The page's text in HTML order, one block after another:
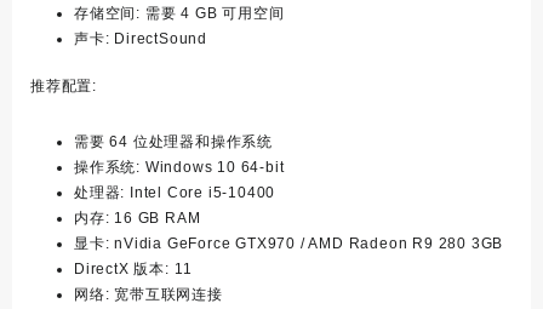
存储空间: 需要 4 GB 可用空间
声卡: DirectSound
推荐配置:
需要 64 位处理器和操作系统
操作系统: Windows 10 64-bit
处理器: Intel Core i5-10400
内存: 16 GB RAM
显卡: nVidia GeForce GTX970 / AMD Radeon R9 280 3GB
DirectX 版本: 11
网络: 宽带互联网连接